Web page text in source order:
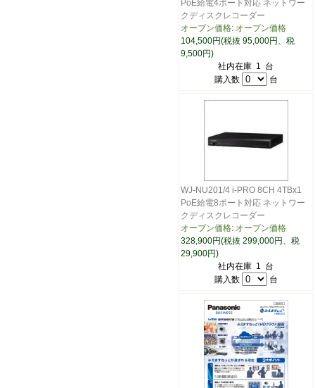
PoE給電4ポート対応 ネットワー
クディスクレコーダー
オープン価格: オープン価格
104,500円(税抜 95,000円、税
9,500円)
社内在庫 1 台
購入数
台
WJ-NU201/4 i-PRO 8CH 4TBx1
PoE給電8ポート対応 ネットワー
クディスクレコーダー
オープン価格: オープン価格
328,900円(税抜 299,000円、税
29,900円)
社内在庫 1 台
購入数
台